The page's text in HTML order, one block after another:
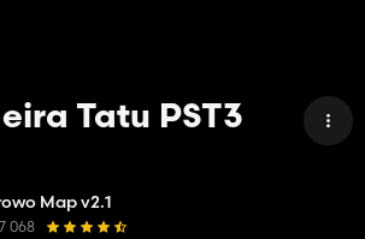
Tatu PST3
Map v2.1
068